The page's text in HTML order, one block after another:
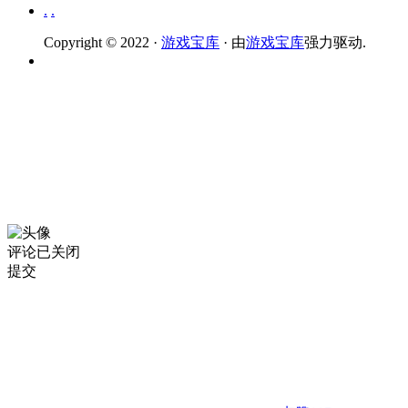
. .
Copyright © 2022 · 游戏宝库 · 由游戏宝库强力驱动.
评论已关闭
提交